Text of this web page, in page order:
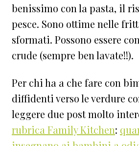
benissimo con la pasta, il
pesce. Sono ottime nelle
sformati. Possono essere
crude (sempre ben lavate!!).
Per chi ha a che fare con
diffidenti verso le verdure
leggere due post molto
rubrica Family Kitchen: